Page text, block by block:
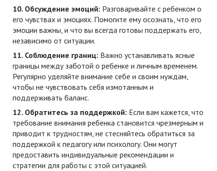
10. Обсуждение эмоций: Разговаривайте с ребенком о
его чувствах и эмоциях. Помогите ему осознать, что его
эмоции важны, и что вы всегда готовы поддержать его,
независимо от ситуации.
11. Соблюдение границ: Важно устанавливать ясные
границы между заботой о ребенке и личным временем.
Регулярно уделяйте внимание себе и своим нуждам,
чтобы не чувствовать себя измотанным и
поддерживать баланс.
12. Обратитесь за поддержкой: Если вам кажется, что
требование внимания ребенка становится чрезмерным и
приводит к трудностям, не стесняйтесь обратиться за
поддержкой к педагогу или психологу. Они могут
предоставить индивидуальные рекомендации и
стратегии для работы с этой ситуацией.